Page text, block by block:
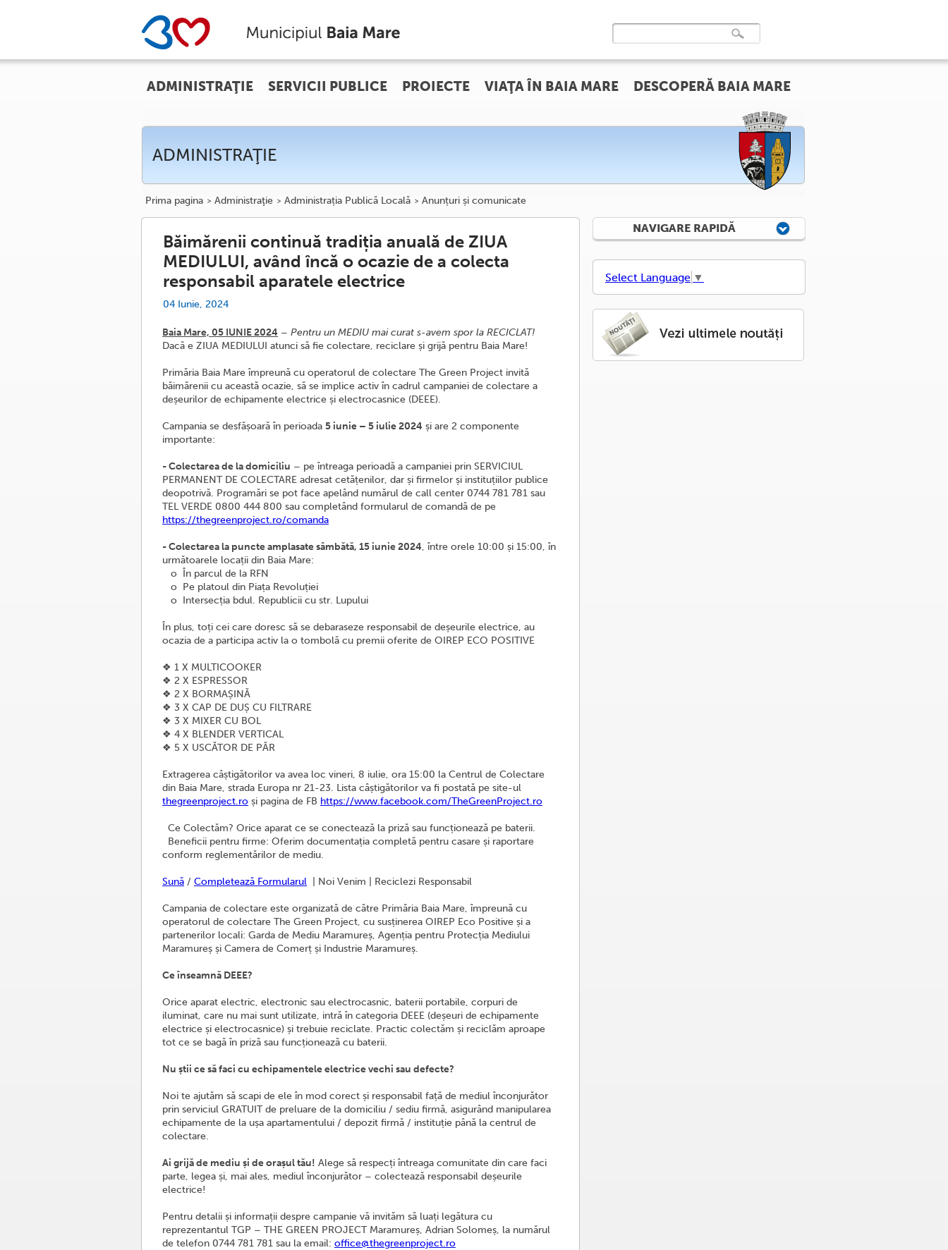
ADMINISTRAŢIE
Prima pagina Administraţie Administrația Publică Locală Anunțuri și comunicate
Băimărenii continuă tradiția anuală de ZIUA
MEDIULUI, având încă o ocazie de a colecta
responsabil aparatele electrice
04 Iunie, 2024
Baia Mare, 05 IUNIE 2024 – Pentru un MEDIU mai curat s-avem spor la RECICLAT!
Dacă e ZIUA MEDIULUI atunci să fie colectare, reciclare și grijă pentru Baia Mare!
Primăria Baia Mare împreună cu operatorul de colectare The Green Project invită
băimărenii cu această ocazie, să se implice activ în cadrul campaniei de colectare a
deșeurilor de echipamente electrice și electrocasnice (DEEE).
Campania se desfășoară în perioada 5 iunie – 5 iulie 2024 și are 2 componente
importante:
- Colectarea de la domiciliu – pe întreaga perioadă a campaniei prin SERVICIUL
PERMANENT DE COLECTARE adresat cetățenilor, dar și firmelor și instituțiilor publice
deopotrivă. Programări se pot face apelând numărul de call center 0744 781 781 sau
TEL VERDE 0800 444 800 sau completând formularul de comandă de pe
https://thegreenproject.ro/comanda
- Colectarea la puncte amplasate sâmbătă, 15 iunie 2024, între orele 10:00 și 15:00, în
următoarele locații din Baia Mare:
o În parcul de la RFN
o Pe platoul din Piața Revoluției
o Intersecția bdul. Republicii cu str. Lupului
În plus, toți cei care doresc să se debaraseze responsabil de deșeurile electrice, au
ocazia de a participa activ la o tombolă cu premii oferite de OIREP ECO POSITIVE
❖ 1 X MULTICOOKER
❖ 2 X ESPRESSOR
❖ 2 X BORMAȘINĂ
❖ 3 X CAP DE DUȘ CU FILTRARE
❖ 3 X MIXER CU BOL
❖ 4 X BLENDER VERTICAL
❖ 5 X USCĂTOR DE PĂR
Extragerea câștigătorilor va avea loc vineri, 8 iulie, ora 15:00 la Centrul de Colectare
din Baia Mare, strada Europa nr 21-23. Lista câștigătorilor va fi postată pe site-ul
thegreenproject.ro și pagina de FB https://www.facebook.com/TheGreenProject.ro
Ce Colectăm? Orice aparat ce se conectează la priză sau funcționează pe baterii.
Beneficii pentru firme: Oferim documentația completă pentru casare și raportare
conform reglementărilor de mediu.
Sună / Completează Formularul | Noi Venim | Reciclezi Responsabil
Campania de colectare este organizată de către Primăria Baia Mare, împreună cu
operatorul de colectare The Green Project, cu susținerea OIREP Eco Positive și a
partenerilor locali: Garda de Mediu Maramureș, Agenția pentru Protecția Mediului
Maramureș și Camera de Comerț și Industrie Maramureș.
Ce înseamnă DEEE?
Orice aparat electric, electronic sau electrocasnic, baterii portabile, corpuri de
iluminat, care nu mai sunt utilizate, intră în categoria DEEE (deșeuri de echipamente
electrice și electrocasnice) și trebuie reciclate. Practic colectăm și reciclăm aproape
tot ce se bagă în priză sau funcționează cu baterii.
Nu știi ce să faci cu echipamentele electrice vechi sau defecte?
Noi te ajutăm să scapi de ele în mod corect și responsabil față de mediul înconjurător
prin serviciul GRATUIT de preluare de la domiciliu / sediu firmă, asigurând manipularea
echipamente de la ușa apartamentului / depozit firmă / instituție până la centrul de
colectare.
Ai grijă de mediu și de orașul tău! Alege să respecți întreaga comunitate din care faci
parte, legea și, mai ales, mediul înconjurător – colectează responsabil deșeurile
electrice!
Pentru detalii și informații despre campanie vă invităm să luați legătura cu
reprezentantul TGP – THE GREEN PROJECT Maramureș, Adrian Solomeș, la numărul
de telefon 0744 781 781 sau la email: office@thegreenproject.ro
NAVIGARE RAPIDĂ
Select Language ▼
ADMINISTRAŢIE SERVICII PUBLICE PROIECTE VIAŢA ÎN BAIA MARE DESCOPERĂ BAIA MARE